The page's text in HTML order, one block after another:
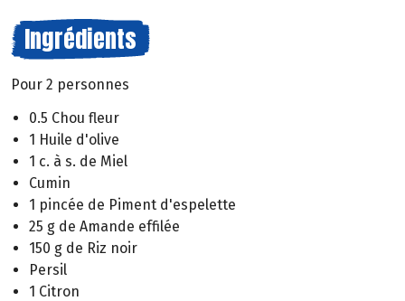
Ingrédients
Pour 2 personnes
0.5 Chou fleur
1 Huile d'olive
1 c. à s. de Miel
Cumin
1 pincée de Piment d'espelette
25 g de Amande effilée
150 g de Riz noir
Persil
1 Citron